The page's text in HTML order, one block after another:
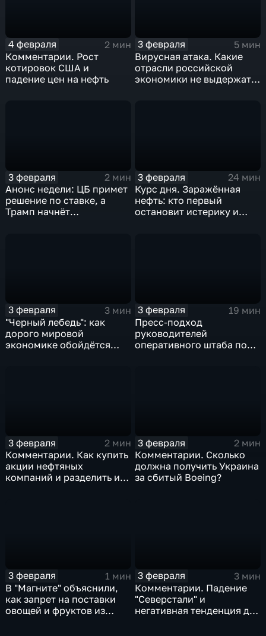
4 февраля
2 мин
Комментарии. Рост
котировок США и
падение цен на нефть
3 февраля
5 мин
Вирусная атака. Какие
отрасли российской
экономики не выдержат
3 февраля
2 мин
Анонс недели: ЦБ примет
решение по ставке, а
Трамп начнёт
3 февраля
24 мин
Курс дня. Заражённая
нефть: кто первый
остановит истерику и
3 февраля
3 мин
"Черный лебедь": как
дорого мировой
экономике обойдётся
3 февраля
19 мин
Пресс-подход
руководителей
оперативного штаба по
3 февраля
2 мин
Комментарии. Как купить
акции нефтяных
компаний и разделить их
3 февраля
2 мин
Комментарии. Сколько
должна получить Украина
за сбитый Boeing?
3 февраля
1 мин
В "Магните" объяснили,
как запрет на поставки
овощей и фруктов из
3 февраля
3 мин
Комментарии. Падение
"Северстали" и
негативная тенденция для